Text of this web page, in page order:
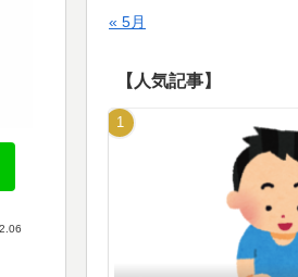
« 5月
【人気記事】